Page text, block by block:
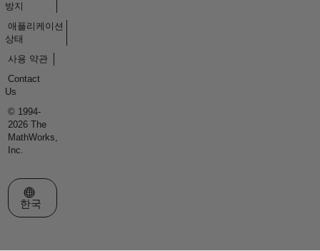
방지
애플리케이션
상태
사용 약관
Contact
Us
© 1994-
2026 The
MathWorks,
Inc.
웹사이트 선택
한국